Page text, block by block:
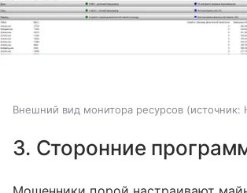
Внешний вид монитора ресурсов источник:
3. Сторонние